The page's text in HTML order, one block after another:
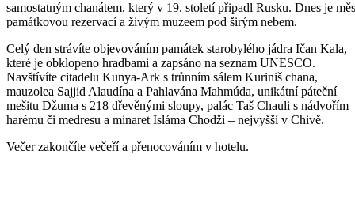
samostatným chanátem, který v 19. století připadl Rusku. Dnes je
památkovou rezervací a živým muzeem pod širým nebem.
Celý den strávíte objevováním památek starobylého jádra Ičan Kala,
které je obklopeno hradbami a zapsáno na seznam UNESCO.
Navštívíte citadelu Kunya-Ark s trůnním sálem Kuriniš chana,
mauzolea Sajjid Alaudína a Pahlavána Mahmúda, unikátní páteční
mešitu Džuma s 218 dřevěnými sloupy, palác Taš Chauli s nádvořím
harému či medresu a minaret Isláma Chodži – nejvyšší v Chivě.
Večer zakončíte večeří a přenocováním v hotelu.